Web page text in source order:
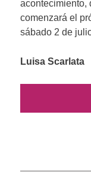
acontecimiento,
comenzará el
sábado 2 de
Luisa Scarlata